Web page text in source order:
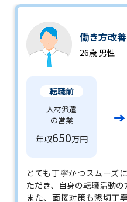
働き方改
26歳 男性
転職前
人材派遣
の営業
年収650万円
とても丁寧かつスムーズ
ただき、自身の転職活動の
また、面接対策も懇切丁